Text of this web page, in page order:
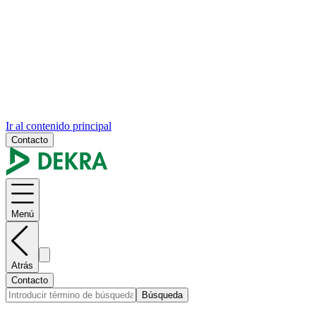
Ir al contenido principal
Contacto
Menú
Atrás
Contacto
Búsqueda